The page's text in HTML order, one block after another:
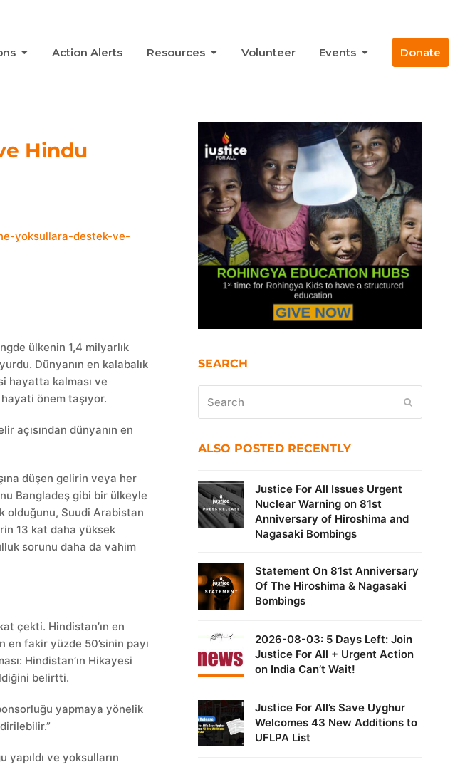
Action Alerts Resources Volunteer Events Donate
Hindu
yoksullara-destek-ve-
ülkenin 1,4 milyarlık
Dünyanın en kalabalık
hayatta kalması ve
önem taşıyor.
açısından dünyanın en
düşen gelirin veya her
Bangladeş gibi bir ülkeyle
olduğunu, Suudi Arabistan
13 kat daha yüksek
sorunu daha da vahim
çekti. Hindistan’ın en
en fakir yüzde 50’sinin payı
Hindistan’ın Hikayesi
belirtti.
yapmaya yönelik
ve yoksulların
SEARCH
ALSO POSTED RECENTLY
Justice For All Issues Urgent
Nuclear Warning on 81st
Anniversary of Hiroshima and
Nagasaki Bombings
Statement On 81st Anniversary
Of The Hiroshima & Nagasaki
Bombings
2026-08-03: 5 Days Left: Join
Justice For All + Urgent Action
on India Can’t Wait!
Justice For All’s Save Uyghur
Welcomes 43 New Additions to
UFLPA List